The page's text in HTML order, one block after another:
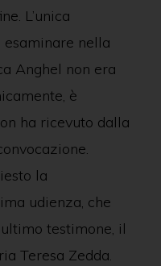
L’unica
esaminare nella
Anghel non era
è
ha ricevuto dalla
la
udienza, che
testimone, il
Teresa Zedda.